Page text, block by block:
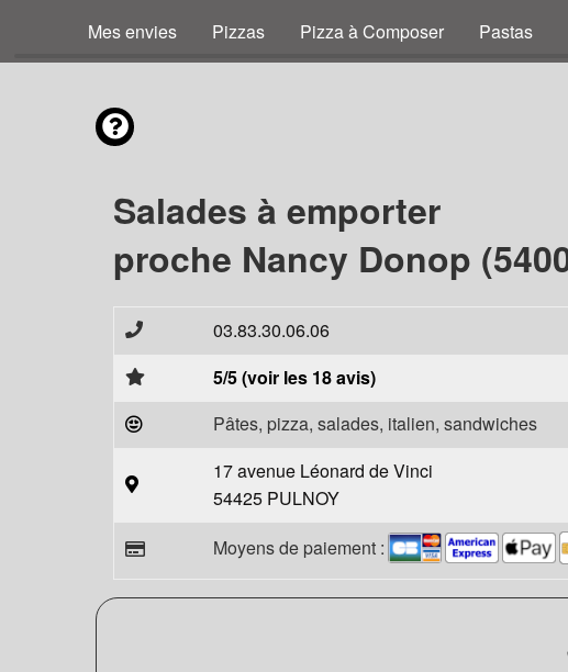
Mes envies Pizzas Pizza à Composer Pastas
Salades à emporter
proche Nancy Donop
03.83.30.06.06
5/5 (voir les 18 avis)
Pâtes, pizza, salades, italien, sandwiches
17 avenue Léonard de Vinci
54425 PULNOY
Moyens de paiement :